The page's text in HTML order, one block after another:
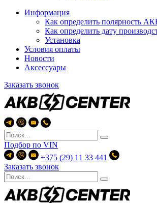
Информация
Как определить полярность
Как определить дату
Установка
Условия оплаты
Новости
Аксессуары
Заказать звонок
Подбор по VIN
+375 (29) 11 33 441
Заказать звонок